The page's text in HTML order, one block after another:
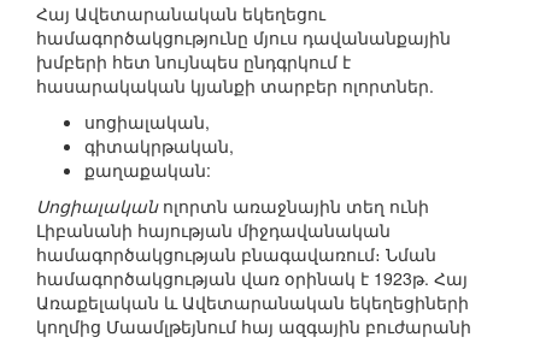
Հայ Ավետարանական եկեղեցու
համագործակցությունը մյուս դավանանքային
խմբերի հետ նույնպես ընդգրկում է
հասարակական կյանքի տարբեր ոլորտներ.
սոցիալական,
գիտակրթական,
քաղաքական:
Սոցիալականոլորտն առաջնային տեղ ունի
Լիբանանի հայության միջդավանական
համագործակցության բնագավառում։ Նման
համագործակցության վառ օրինակ է 1923թ. Հայ
Առաքելական և Ավետարանական եկեղեցիների
կողմից Մաամլթեյնում հայ ազգային բուժարանի